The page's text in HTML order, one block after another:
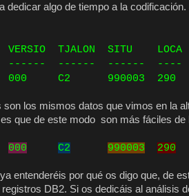
dedicar algo de tiempo a la codificación.
TJALON SITU
------ ------ ------ ----
000 C2 990003 290
son los mismos datos que vimos en la
que de este modo son más fáciles de
000 C2 990003 290
entenderéis por qué os digo que, de
DB2. Si os dedicáis al análisis